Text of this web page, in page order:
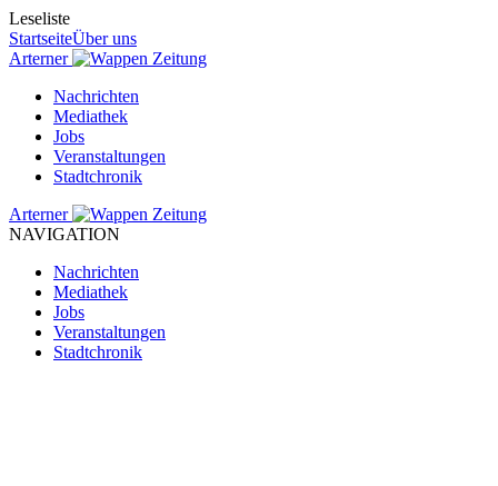
Leseliste
StartseiteÜber uns
Arterner
Zeitung
Nachrichten
Mediathek
Jobs
Veranstaltungen
Stadtchronik
Arterner
Zeitung
NAVIGATION
Nachrichten
Mediathek
Jobs
Veranstaltungen
Stadtchronik